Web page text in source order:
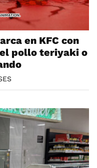
en KFC con
pollo teriyaki o